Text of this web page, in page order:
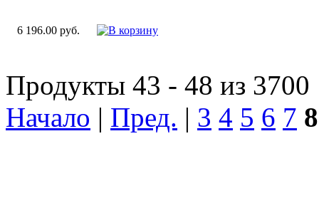
6 196.00 руб.
Продукты 43 - 48 из 3700
Начало | Пред. | 3 4 5 6 7 8